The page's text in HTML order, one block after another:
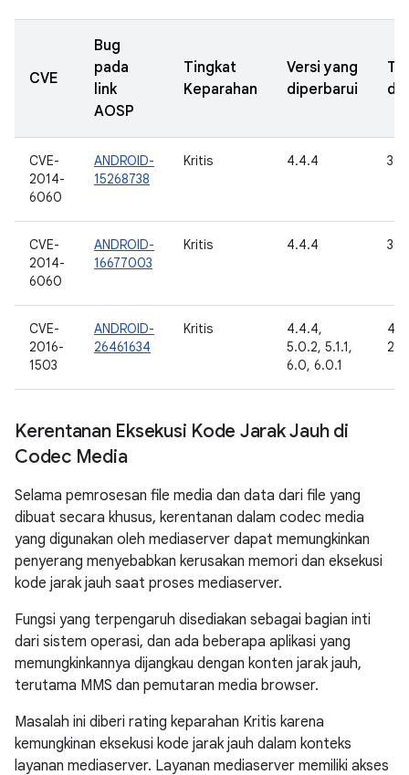
CVE
Bug
pada
link
AOSP
Tingkat
Keparahan
Versi yang
diperbarui
CVE-
2014-
6060
ANDROID-
15268738
Kritis 4.4.4 30
CVE-
2014-
6060
ANDROID-
16677003
Kritis 4.4.4 30
CVE-
2016-
1503
ANDROID-
26461634
Kritis
4.4.4,
5.0.2, 5.1.1,
6.0, 6.0.1
4
Kerentanan Eksekusi Kode Jarak Jauh di
Codec Media
Selama pemrosesan file media dan data dari file yang
dibuat secara khusus, kerentanan dalam codec media
yang digunakan oleh mediaserver dapat memungkinkan
penyerang menyebabkan kerusakan memori dan eksekusi
kode jarak jauh saat proses mediaserver.
Fungsi yang terpengaruh disediakan sebagai bagian inti
dari sistem operasi, dan ada beberapa aplikasi yang
memungkinkannya dijangkau dengan konten jarak jauh,
terutama MMS dan pemutaran media browser.
Masalah ini diberi rating keparahan Kritis karena
kemungkinan eksekusi kode jarak jauh dalam konteks
layanan mediaserver. Layanan mediaserver memiliki akses